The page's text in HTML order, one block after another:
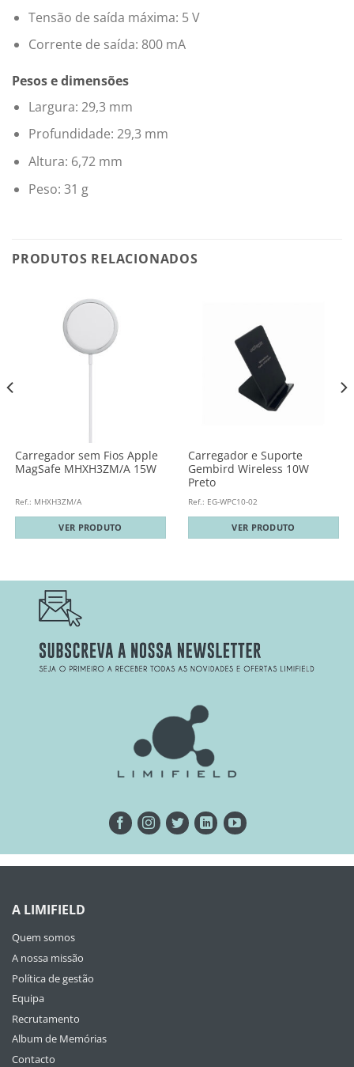
Tensão de saída máxima: 5 V
Corrente de saída: 800 mA
Pesos e dimensões
Largura: 29,3 mm
Profundidade: 29,3 mm
Altura: 6,72 mm
Peso: 31 g
PRODUTOS RELACIONADOS
Carregador sem Fios Apple
MagSafe MHXH3ZM/A 15W
Ref.: MHXH3ZM/A
VER PRODUTO
Carregador e Suporte
Gembird Wireless 10W
Preto
Ref.: EG-WPC10-02
VER PRODUTO
A LIMIFIELD
Quem somos
A nossa missão
Política de gestão
Equipa
Recrutamento
Album de Memórias
Contacto